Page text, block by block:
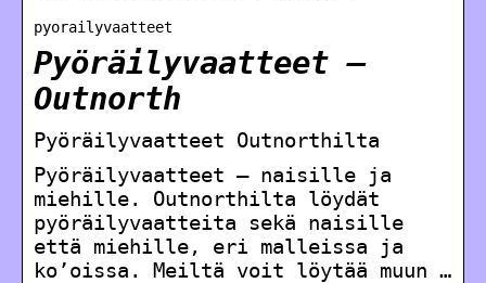
pyorailyvaatteet
Pyöräilyvaatteet –
Outnorth
Pyöräilyvaatteet Outnorthilta
Pyöräilyvaatteet – naisille ja
miehille. Outnorthilta löydät
pyöräilyvaatteita sekä naisille
että miehille, eri malleissa ja
ko’oissa. Meiltä voit löytää muun …